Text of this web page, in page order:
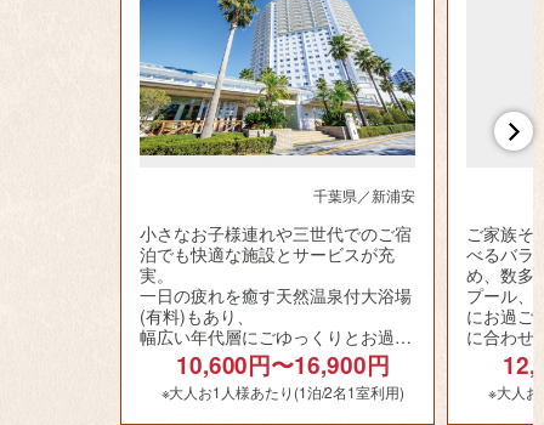
千葉県／新浦安
小さなお子様連れや三世代でのご宿
泊でも快適な施設とサービスが充
実。
一日の疲れを癒す天然温泉付大浴場
(有料)もあり、
幅広い年代層にごゆっくりとお過ご
しいただけます。
10,600円〜16,900円
※大人お1人様あたり(1泊/2名1室利用)
ご家族そ
べるバラ
め、数多
プール、
にお過ご
に合わせ
す。東
を満喫
しみい
※大人